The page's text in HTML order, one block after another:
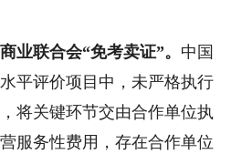
业联合会“免考卖证”。 中国
平评价项目中，未严格执行
将关键环节交由合作单位执
服务性费用，存在合作单位